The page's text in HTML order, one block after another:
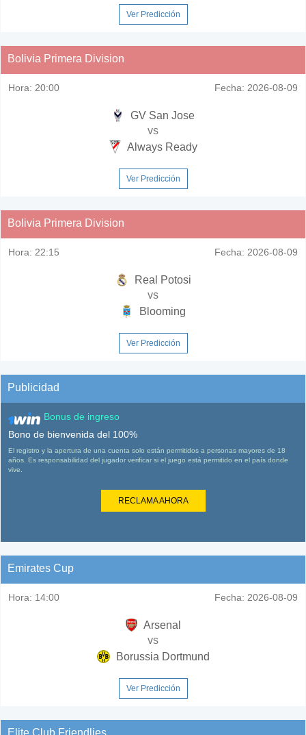
Ver Predicción
Bolivia Primera Division
Hora: 20:00 Fecha: 2026-08-09
GV San Jose
vs
Always Ready
Ver Predicción
Bolivia Primera Division
Hora: 22:15 Fecha: 2026-08-09
Real Potosi
vs
Blooming
Ver Predicción
Publicidad
Bonus de ingreso
Bono de bienvenida del 100%
El registro y la apertura de una cuenta solo están permitidos a personas mayores de 18
años. Es responsabilidad del jugador verificar si el juego está permitido en el país donde
vive.
RECLAMA AHORA
Emirates Cup
Hora: 14:00 Fecha: 2026-08-09
Arsenal
vs
Borussia Dortmund
Ver Predicción
Elite Club Friendlies